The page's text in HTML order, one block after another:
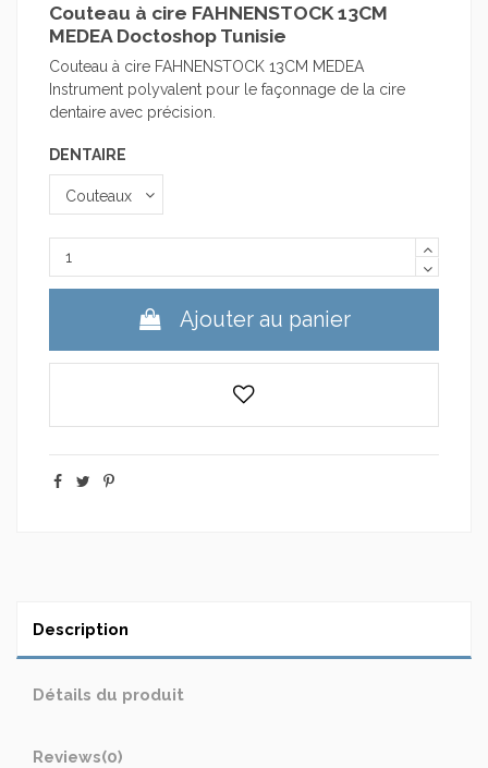
Couteau à cire FAHNENSTOCK 13CM
MEDEA Doctoshop Tunisie
Couteau à cire FAHNENSTOCK 13CM MEDEA
Instrument polyvalent pour le façonnage de la cire
dentaire avec précision.
DENTAIRE
Ajouter au panier
Description
Détails du produit
Reviews(0)